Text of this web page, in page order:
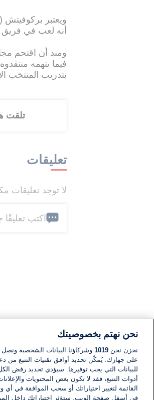
أنه لعب في فريق
ومنذ أن اقتحم
فيما يتهمه
بتدريب المنتخب
تلقت هذه
تعليقات
لا توجد تعليقات
اكتب تعليقًا
نحن نهتم بخصوصيتك
نخزن نحن 1019 وشركاؤنا البيانات الشخصية ونصل
على جهازك. يُمكّن تحديد أوافق تقنيات التتبع من
للبيانات التي يجب توفيرها. سيؤدي تحديد رفض
أدوات التتبع، فقد لا تكون بعض المحتويات
القائمة لتغيير اختياراتك أو سحب الموافقة في
في أسفل صفحة الويب. ستؤثر اختياراتك داخل